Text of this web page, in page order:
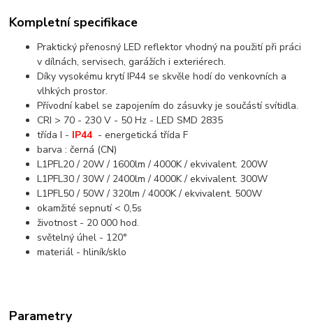
Kompletní specifikace
Praktický přenosný LED reflektor vhodný na použití při práci
v dílnách, servisech, garážích i exteriérech.
Díky vysokému krytí IP44 se skvěle hodí do venkovních a
vlhkých prostor.
Přívodní kabel se zapojením do zásuvky je součástí svítidla.
CRI > 70 - 230 V - 50 Hz - LED SMD 2835
třída I - IP44 - energetická třída F
barva : černá (CN)
L1PFL20 / 20W / 1600lm / 4000K / ekvivalent. 200W
L1PFL30 / 30W / 2400lm / 4000K / ekvivalent. 300W
L1PFL50 / 50W / 320lm / 4000K / ekvivalent. 500W
okamžité sepnutí < 0,5s
životnost - 20 000 hod.
světelný úhel - 120°
materiál - hliník/sklo
Parametry